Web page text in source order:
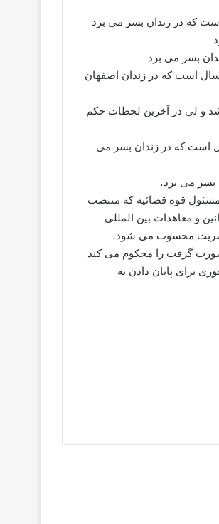
قاسمی 30 ساله ،از بند 4 زندان اصفهان ،به اتهام داشتن مواد مخدر ،مدت 4 سال است که در زندان اصفهان
شد و لی در آخرین لحظات حکم
40 ساله، از بند 4 زندان اصفهان ، به اتهام داشتن مواد مخدر و 5 سال است که در زندان بسر می
مسئول قوه قضائیه که منتصب
و معاهدات بین المللی
بشریت محسوب می شود.
صورت گرفت را محکوم می کند
برای پایان دادن به